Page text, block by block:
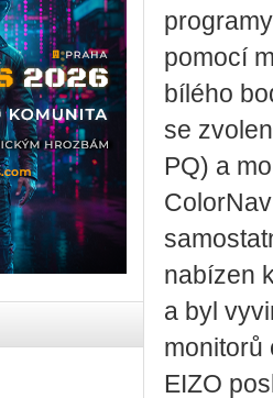
pomocí
bílého
se
PQ) a
nabízen
a byl
monitorů
EIZO